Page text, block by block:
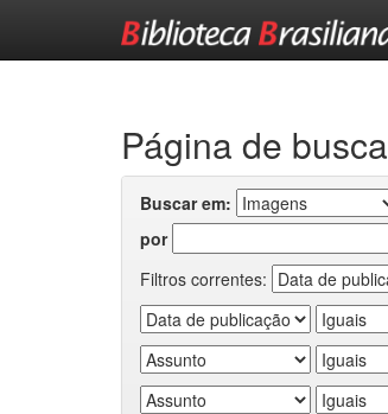
Página de busca
Buscar em:
por
Filtros correntes: